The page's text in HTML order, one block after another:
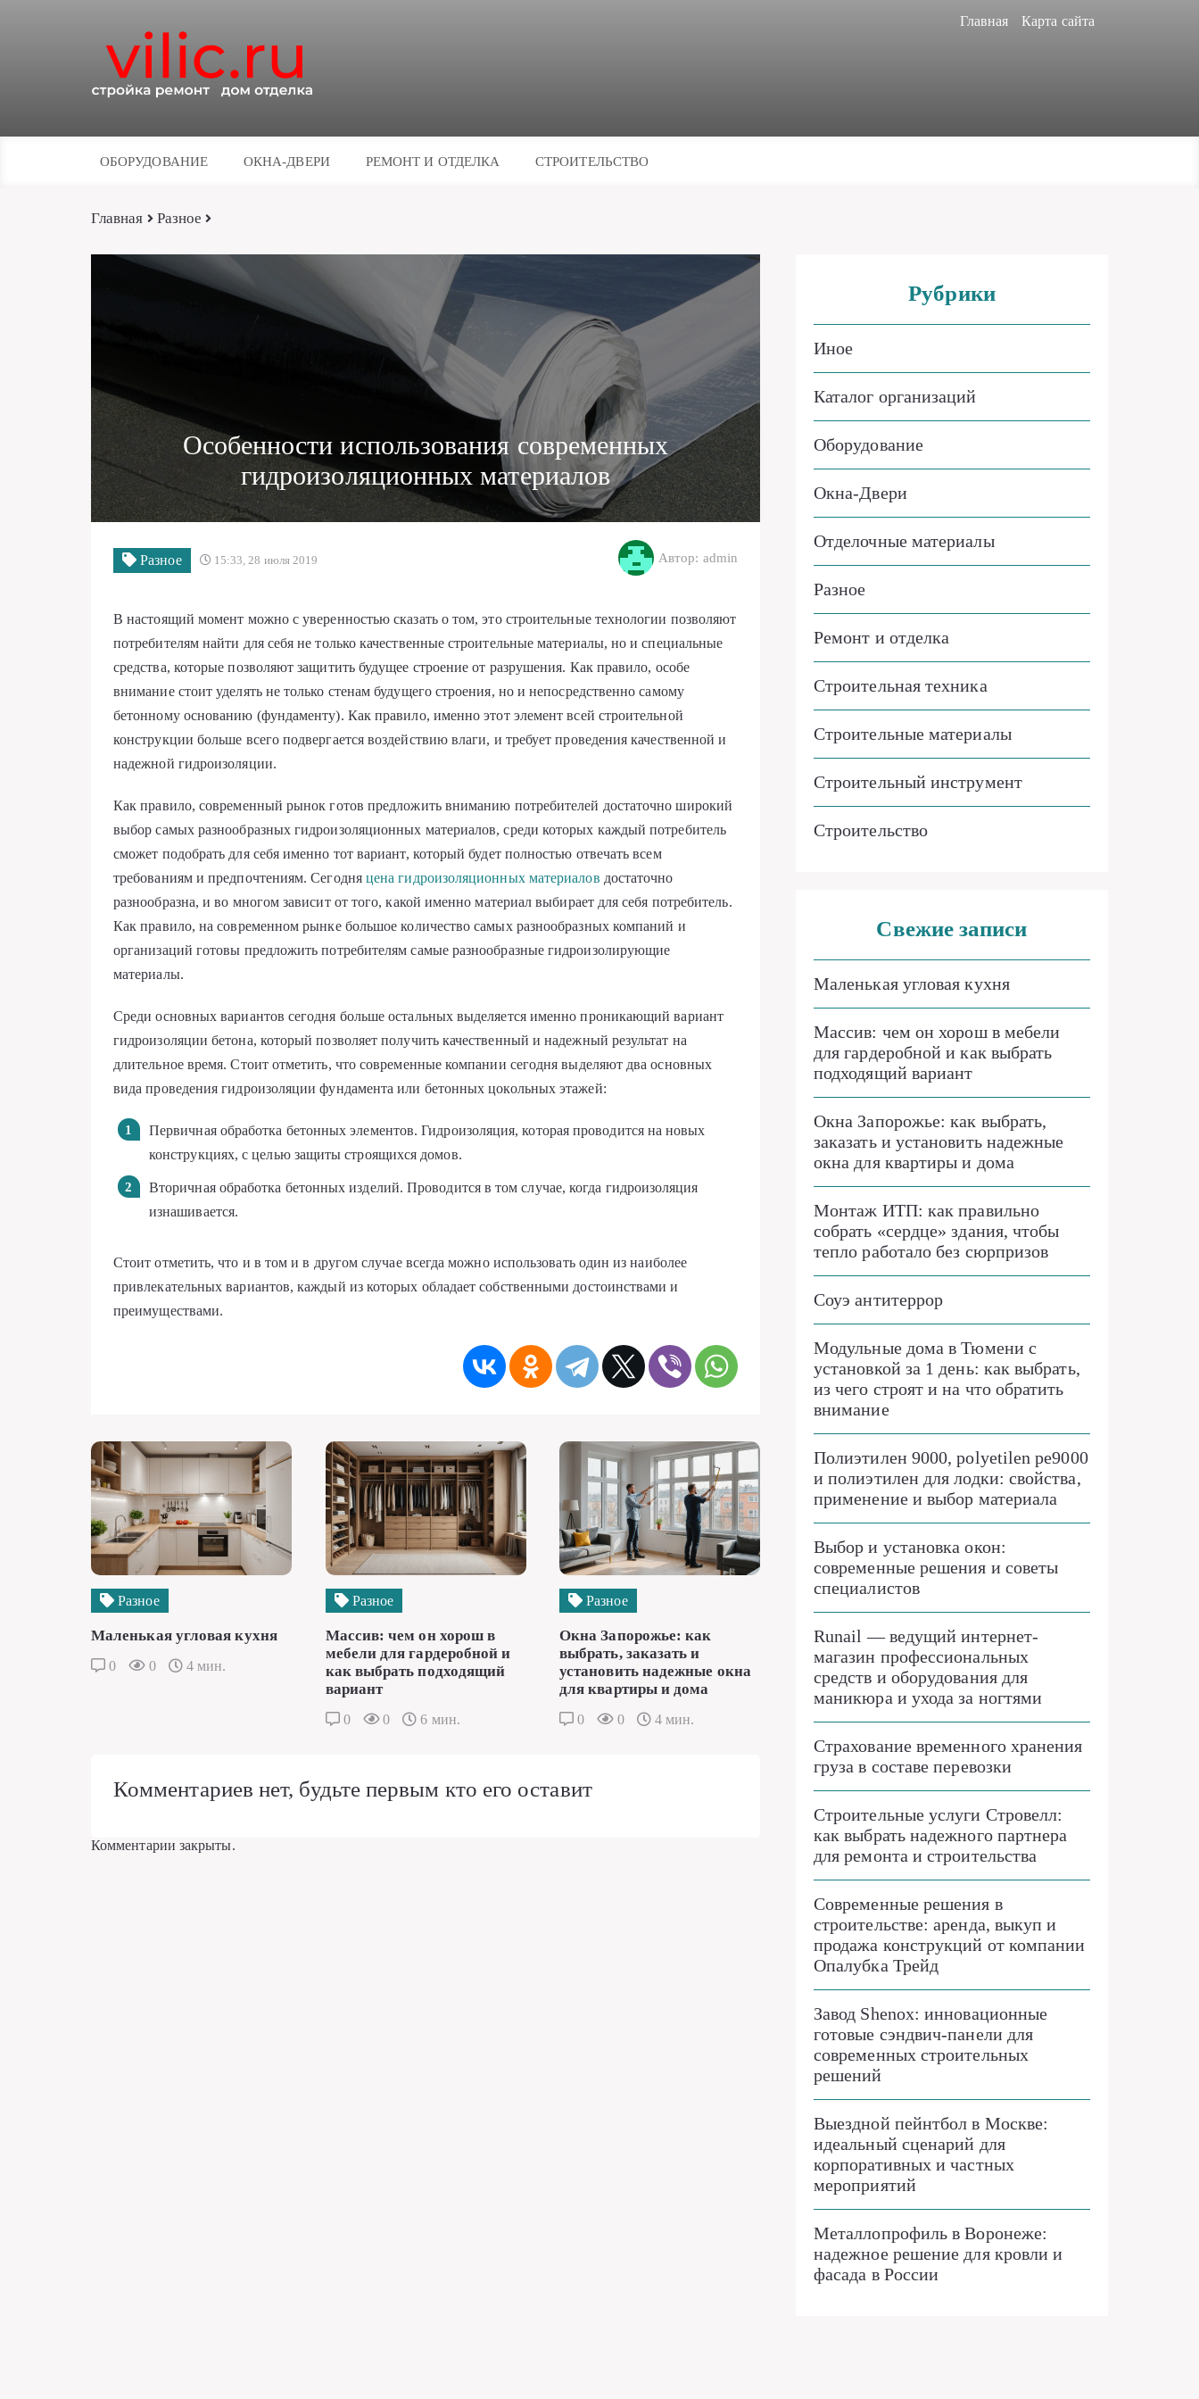
Главная Карта сайта
ОБОРУДОВАНИЕ ОКНА-ДВЕРИ РЕМОНТ И ОТДЕЛКА СТРОИТЕЛЬСТВО
Главная Разное
Особенности использования современных
гидроизоляционных материалов
Разное 15:33, 28 июля 2019 Автор: admin
В настоящий момент можно с уверенностью сказать о том, это строительные технологии позволяют
потребителям найти для себя не только качественные строительные материалы, но и специальные
средства, которые позволяют защитить будущее строение от разрушения. Как правило, особе
внимание стоит уделять не только стенам будущего строения, но и непосредственно самому
бетонному основанию (фундаменту). Как правило, именно этот элемент всей строительной
конструкции больше всего подвергается воздействию влаги, и требует проведения качественной и
надежной гидроизоляции.
Как правило, современный рынок готов предложить вниманию потребителей достаточно широкий
выбор самых разнообразных гидроизоляционных материалов, среди которых каждый потребитель
сможет подобрать для себя именно тот вариант, который будет полностью отвечать всем
требованиям и предпочтениям. Сегодня цена гидроизоляционных материалов достаточно
разнообразна, и во многом зависит от того, какой именно материал выбирает для себя потребитель.
Как правило, на современном рынке большое количество самых разнообразных компаний и
организаций готовы предложить потребителям самые разнообразные гидроизолирующие
материалы.
Среди основных вариантов сегодня больше остальных выделяется именно проникающий вариант
гидроизоляции бетона, который позволяет получить качественный и надежный результат на
длительное время. Стоит отметить, что современные компании сегодня выделяют два основных
вида проведения гидроизоляции фундамента или бетонных цокольных этажей:
Первичная обработка бетонных элементов. Гидроизоляция, которая проводится на новых
конструкциях, с целью защиты строящихся домов.
Вторичная обработка бетонных изделий. Проводится в том случае, когда гидроизоляция
изнашивается.
Стоит отметить, что и в том и в другом случае всегда можно использовать один из наиболее
привлекательных вариантов, каждый из которых обладает собственными достоинствами и
преимуществами.
Разное
Маленькая угловая кухня
0 0 4 мин.
Разное
Массив: чем он хорош в
мебели для гардеробной и
как выбрать подходящий
вариант
0 0 6 мин.
Разное
Окна Запорожье: как
выбрать, заказать и
установить надежные окна
для квартиры и дома
0 0 4 мин.
Комментариев нет, будьте первым кто его оставит
Комментарии закрыты.
Рубрики
Иное
Каталог организаций
Оборудование
Окна-Двери
Отделочные материалы
Разное
Ремонт и отделка
Строительная техника
Строительные материалы
Строительный инструмент
Строительство
Свежие записи
Маленькая угловая кухня
Массив: чем он хорош в мебели
для гардеробной и как выбрать
подходящий вариант
Окна Запорожье: как выбрать,
заказать и установить надежные
окна для квартиры и дома
Монтаж ИТП: как правильно
собрать «сердце» здания, чтобы
тепло работало без сюрпризов
Соуэ антитеррор
Модульные дома в Тюмени с
установкой за 1 день: как выбрать,
из чего строят и на что обратить
внимание
Полиэтилен 9000, polyetilen pe9000
и полиэтилен для лодки: свойства,
применение и выбор материала
Выбор и установка окон:
современные решения и советы
специалистов
Runail — ведущий интернет-
магазин профессиональных
средств и оборудования для
маникюра и ухода за ногтями
Страхование временного хранения
груза в составе перевозки
Строительные услуги Стровелл:
как выбрать надежного партнера
для ремонта и строительства
Современные решения в
строительстве: аренда, выкуп и
продажа конструкций от компании
Опалубка Трейд
Завод Shenox: инновационные
готовые сэндвич-панели для
современных строительных
решений
Выездной пейнтбол в Москве:
идеальный сценарий для
корпоративных и частных
мероприятий
Металлопрофиль в Воронеже:
надежное решение для кровли и
фасада в России